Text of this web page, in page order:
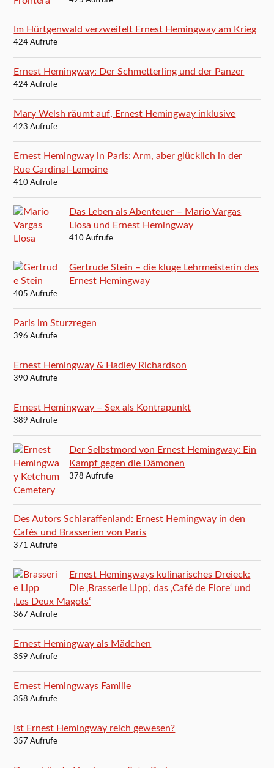
Im Hürtgenwald verzweifelt Ernest Hemingway am Krieg
424 Aufrufe
Ernest Hemingway: Der Schmetterling und der Panzer
424 Aufrufe
Mary Welsh räumt auf, Ernest Hemingway inklusive
423 Aufrufe
Ernest Hemingway in Paris: Arm, aber glücklich in der
Rue Cardinal-Lemoine
410 Aufrufe
Das Leben als Abenteuer – Mario Vargas
Llosa und Ernest Hemingway
410 Aufrufe
Gertrude Stein – die kluge Lehrmeisterin des
Ernest Hemingway
405 Aufrufe
Paris im Sturzregen
396 Aufrufe
Ernest Hemingway & Hadley Richardson
390 Aufrufe
Ernest Hemingway – Sex als Kontrapunkt
389 Aufrufe
Der Selbstmord von Ernest Hemingway: Ein
Kampf gegen die Dämonen
378 Aufrufe
Des Autors Schlaraffenland: Ernest Hemingway in den
Cafés und Brasserien von Paris
371 Aufrufe
Ernest Hemingways kulinarisches Dreieck:
Die ‚Brasserie Lipp‘, das ‚Café de Flore‘ und
‚Les Deux Magots‘
367 Aufrufe
Ernest Hemingway als Mädchen
359 Aufrufe
Ernest Hemingways Familie
358 Aufrufe
Ist Ernest Hemingway reich gewesen?
357 Aufrufe